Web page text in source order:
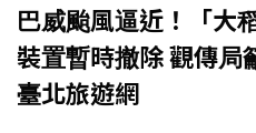
巴威颱風逼近！「大
裝置暫時撤除 觀傳局
臺北旅遊網